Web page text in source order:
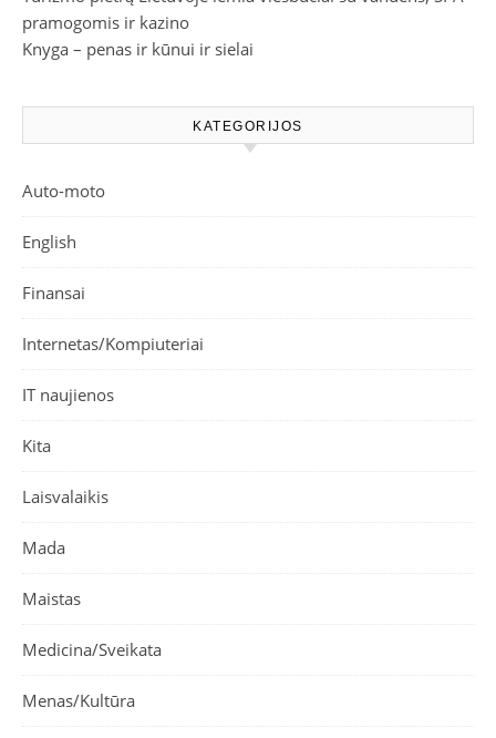
pramogomis ir kazino
Knyga – penas ir kūnui ir sielai
KATEGORIJOS
Auto-moto
English
Finansai
Internetas/Kompiuteriai
IT naujienos
Kita
Laisvalaikis
Mada
Maistas
Medicina/Sveikata
Menas/Kultūra